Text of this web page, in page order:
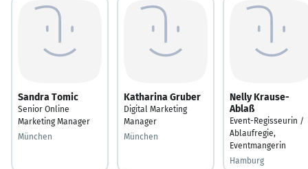
Sandra Tomic
Senior Online
Marketing Manager
München
Katharina Gruber
Digital Marketing
Manager
München
Nelly Krause-
Ablaß
Event-Regisseurin /
Ablaufregie,
Eventmangerin
Hamburg